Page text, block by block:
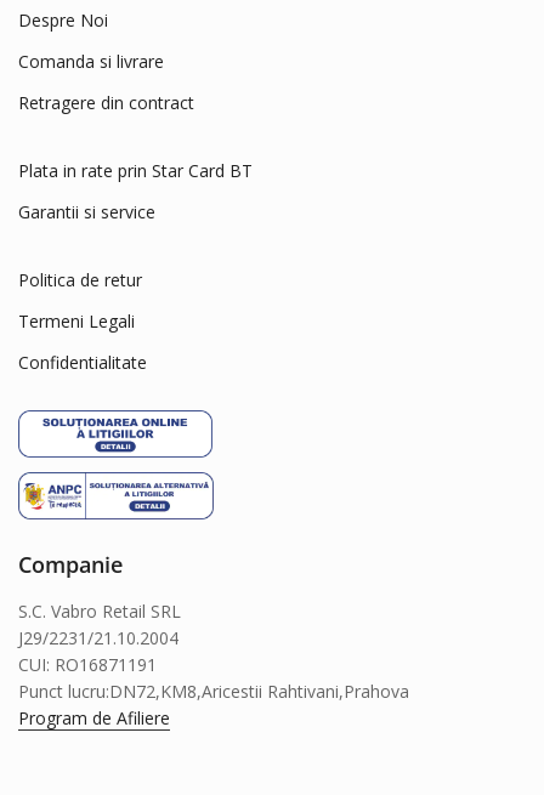
COA
Coachies
Comfy
Cunipic
Delickcious
Dog Chow
Dog Concept
Dogit
dry sense
Eat&Fun
Eheim
Felix
Ferplast
Flexi
Fluval
Fresh'N Clean
Despre Noi
Comanda si livrare
Retragere din contract
Plata in rate prin Star Card BT
Garantii si service
Politica de retur
Termeni Legali
Confidentialitate
Companie
S.C. Vabro Retail SRL
J29/2231/21.10.2004
CUI: RO16871191
Punct lucru:DN72,KM8,Aricestii Rahtivani,Prahova
Program de Afiliere